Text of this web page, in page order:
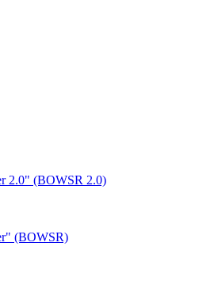
2.0" (BOWSR 2.0)
(BOWSR)